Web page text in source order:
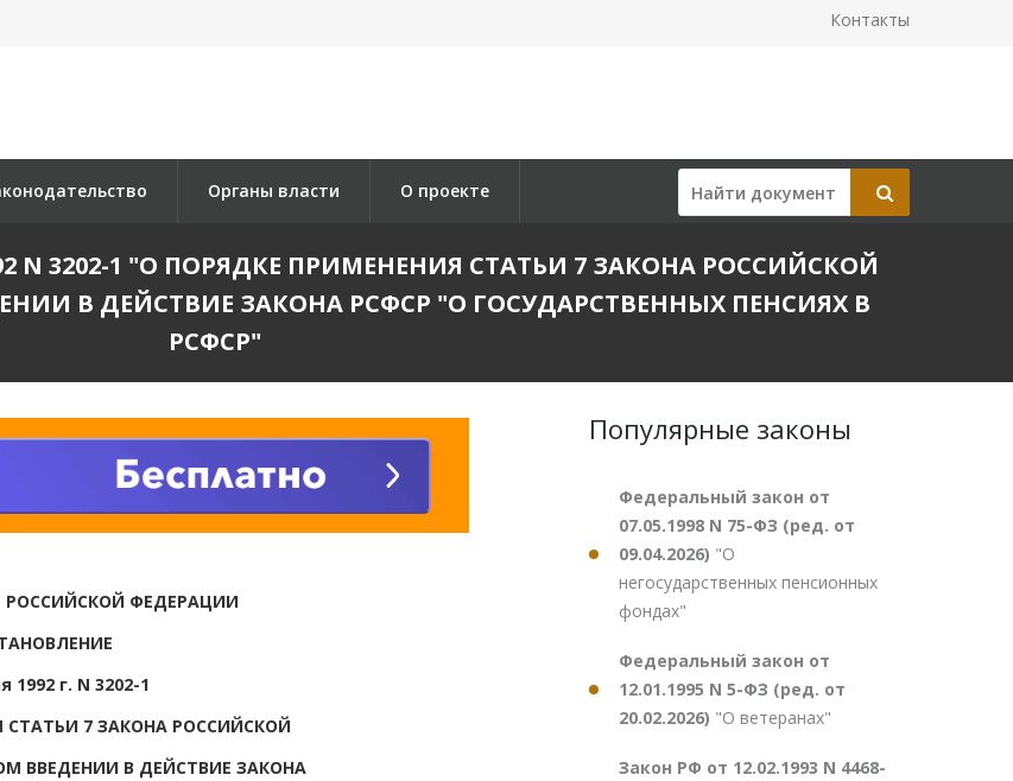
Контакты
Органы власти О проекте
N 3202-1 "О ПОРЯДКЕ ПРИМЕНЕНИЯ СТАТЬИ 7 ЗАКОНА РОССИЙСКОЙ
В ДЕЙСТВИЕ ЗАКОНА РСФСР "О ГОСУДАРСТВЕННЫХ ПЕНСИЯХ В
РСФСР"
РОССИЙСКОЙ ФЕДЕРАЦИИ
1992 г. N 3202-1
7 ЗАКОНА РОССИЙСКОЙ
ВВЕДЕНИИ В ДЕЙСТВИЕ ЗАКОНА
Популярные законы
Федеральный закон от
07.05.1998 N 75-ФЗ (ред. от
09.04.2026) "О
негосударственных пенсионных
фондах"
Федеральный закон от
12.01.1995 N 5-ФЗ (ред. от
20.02.2026) "О ветеранах"
Закон РФ от 12.02.1993 N 4468-